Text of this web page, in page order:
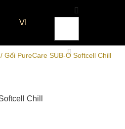
VI
/ Gối PureCare SUB-O Softcell Chill